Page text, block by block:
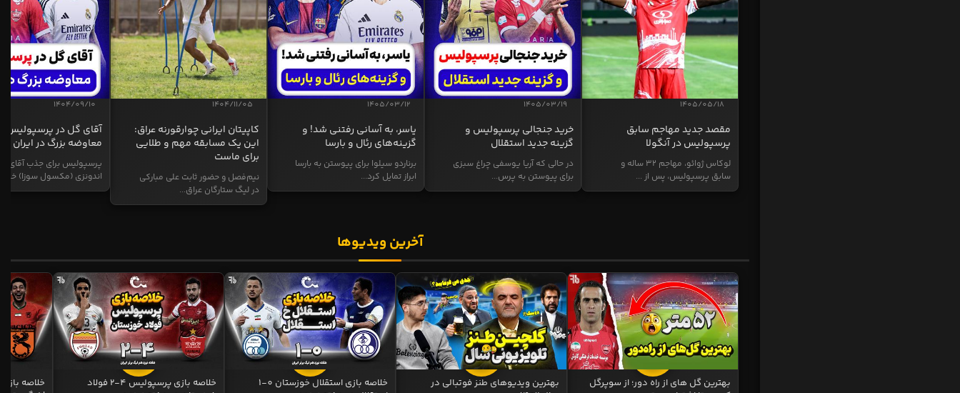
1405/05/18
مقصد جدید مهاجم سابق
پرسپولیس در آنگولا
لوکاس ژوائو، مهاجم ۳۲ ساله و
سابق پرسپولیس، پس از ...
1405/03/19
خرید جنجالی پرسپولیس و
گزینه جدید استقلال
در حالی که آریا یوسفی چراغ سبزی
برای پیوستن به پرس...
1405/03/12
یاسر، به آسانی رفتنی شد! و
گزینه‌های رئال و بارسا
برناردو سیلوا برای پیوستن به بارسا
ابراز تمایل کرد...
1404/11/05
کاپیتان ایرانی چوارقورنه عراق:
این یک مسابقه مهم و طلایی
برای ماست
نیم‌فصل و حضور ثابت علی مبارکی
در لیگ ستارگان عراق...
1404/09/10
آقای گل در پرسپولیس؛
معاوضه بزرگ در ایران
پرسپولیس برای جذب آقای
اندونزی (مکسول سوزا)
آخرین ویدیوها
بهترین گل های از راه دور؛ از سوپرگل
بهترین ویدیوهای طنز فوتبالی در
خلاصه بازی استقلال خوزستان 0-1
خلاصه بازی پرسپولیس 4-2 فولاد